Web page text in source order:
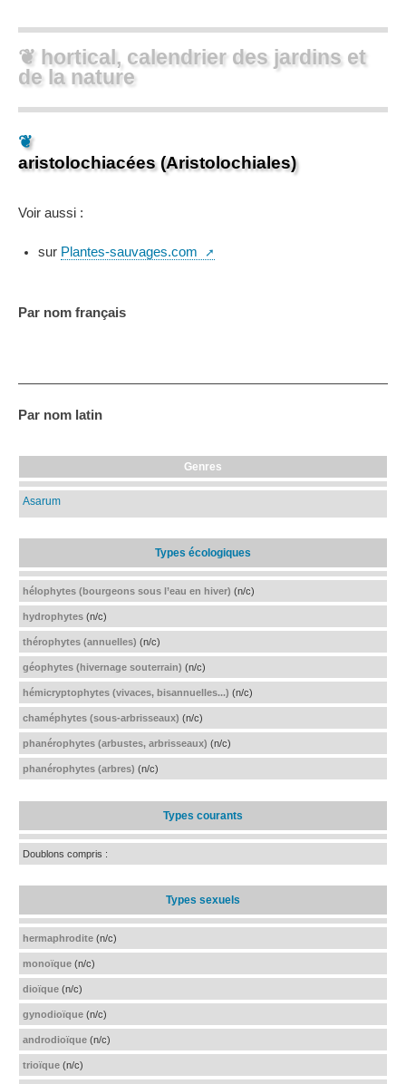
❦ hortical, calendrier des jardins et
de la nature
❦
aristolochiacées (Aristolochiales)
Voir aussi :
sur Plantes-sauvages.com
Par nom français
Par nom latin
Genres
Asarum
Types écologiques
hélophytes (bourgeons sous l’eau en hiver) (n/c)
hydrophytes (n/c)
thérophytes (annuelles) (n/c)
géophytes (hivernage souterrain) (n/c)
hémicryptophytes (vivaces, bisannuelles...) (n/c)
chaméphytes (sous-arbrisseaux) (n/c)
phanérophytes (arbustes, arbrisseaux) (n/c)
phanérophytes (arbres) (n/c)
Types courants
Doublons compris :
Types sexuels
hermaphrodite (n/c)
monoïque (n/c)
dioïque (n/c)
gynodioïque (n/c)
androdioïque (n/c)
trioïque (n/c)